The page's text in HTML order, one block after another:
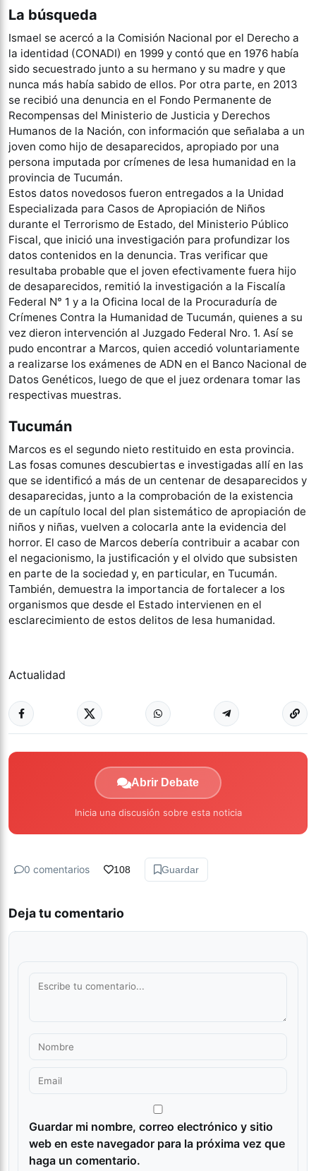
La búsqueda
Ismael se acercó a la Comisión Nacional por el Derecho a
la identidad (CONADI) en 1999 y contó que en 1976 había
sido secuestrado junto a su hermano y su madre y que
nunca más había sabido de ellos. Por otra parte, en 2013
se recibió una denuncia en el Fondo Permanente de
Recompensas del Ministerio de Justicia y Derechos
Humanos de la Nación, con información que señalaba a un
joven como hijo de desaparecidos, apropiado por una
persona imputada por crímenes de lesa humanidad en la
provincia de Tucumán.
Estos datos novedosos fueron entregados a la Unidad
Especializada para Casos de Apropiación de Niños
durante el Terrorismo de Estado, del Ministerio Público
Fiscal, que inició una investigación para profundizar los
datos contenidos en la denuncia. Tras verificar que
resultaba probable que el joven efectivamente fuera hijo
de desaparecidos, remitió la investigación a la Fiscalía
Federal N° 1 y a la Oficina local de la Procuraduría de
Crímenes Contra la Humanidad de Tucumán, quienes a su
vez dieron intervención al Juzgado Federal Nro. 1. Así se
pudo encontrar a Marcos, quien accedió voluntariamente
a realizarse los exámenes de ADN en el Banco Nacional de
Datos Genéticos, luego de que el juez ordenara tomar las
respectivas muestras.
Tucumán
Marcos es el segundo nieto restituido en esta provincia.
Las fosas comunes descubiertas e investigadas allí en las
que se identificó a más de un centenar de desaparecidos y
desaparecidas, junto a la comprobación de la existencia
de un capítulo local del plan sistemático de apropiación de
niños y niñas, vuelven a colocarla ante la evidencia del
horror. El caso de Marcos debería contribuir a acabar con
el negacionismo, la justificación y el olvido que subsisten
en parte de la sociedad y, en particular, en Tucumán.
También, demuestra la importancia de fortalecer a los
organismos que desde el Estado intervienen en el
esclarecimiento de estos delitos de lesa humanidad.
Actualidad
Abrir Debate
Inicia una discusión sobre esta noticia
0 comentarios 108 Guardar
Deja tu comentario
Guardar mi nombre, correo electrónico y sitio
web en este navegador para la próxima vez que
haga un comentario.